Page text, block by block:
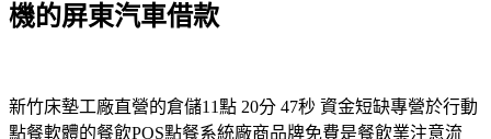
機的屏東汽車借款
新竹床墊工廠直營的倉儲11點 20分 47秒 資金短缺專營於行動
點餐軟體的餐飲POS點餐系統廠商品牌免費是餐飲業注意流